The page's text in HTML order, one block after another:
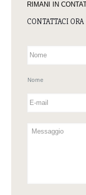
RIMANI IN
CONTATTACI ORA
Nome